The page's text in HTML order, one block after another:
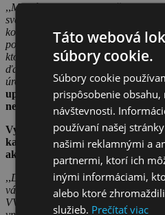
,,Mediálne prestrelky, osočovanie,
svedkami, a čo považujeme za
komunikácie. Vzniknutý stav
poškodzovanie obrazu spoločnosti
ktoré je možné vyčísliť v
ďalších obchodných partnerov sa
úrokových sadzieb, či podmienkach
upozorňuje Klub akcionárov s
nežiadúci.
Vyzval preto, aby mestské
kandidátov do orgánov VVS,
akcionárov prijateľný.
,,Dovoľte mi uistiť Vás, že členovia
vážnosťou rešpektujú pozíciu Košíc,
VVS, a.s. a nárok na zástupcu v
Táto webová
súbory cookie.
Súbory cookie
prispôsobenie obsahu,
návštevnosti.
používaní našej
našimi reklamnými a
partnermi, ktorí ich
inými informáciami,
alebo ktoré
služieb. Prečítať viac